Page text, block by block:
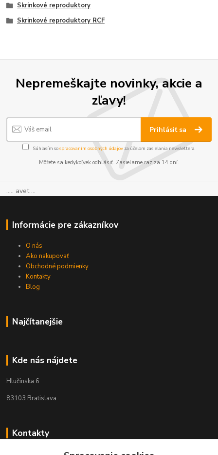
Skrinkové reproduktory
Skrinkové reproduktory RCF
Nepremeškajte novinky, akcie a
zľavy!
Prihlásiť sa
Súhlasím sospracovaním osobných údajov za účelom zasielania newslettera.
Môžete sa kedykoľvek odhlásiť. Zasielame raz za 14 dní.
..... avet ...
Informácie pre zákazníkov
O nás
Ako nakupovať
Obchodné podmienky
Kontakty
Blog
Najčítanejšie
Kde nás nájdete
Hlučínska 6
83103 Bratislava
Kontakty